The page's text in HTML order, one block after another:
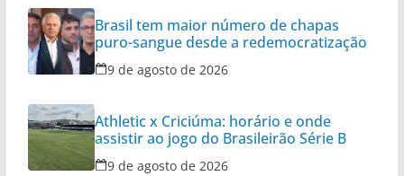
Brasil tem maior número de chapas
puro-sangue desde a redemocratização
9 de agosto de 2026
Athletic x Criciúma: horário e onde
assistir ao jogo do Brasileirão Série B
9 de agosto de 2026